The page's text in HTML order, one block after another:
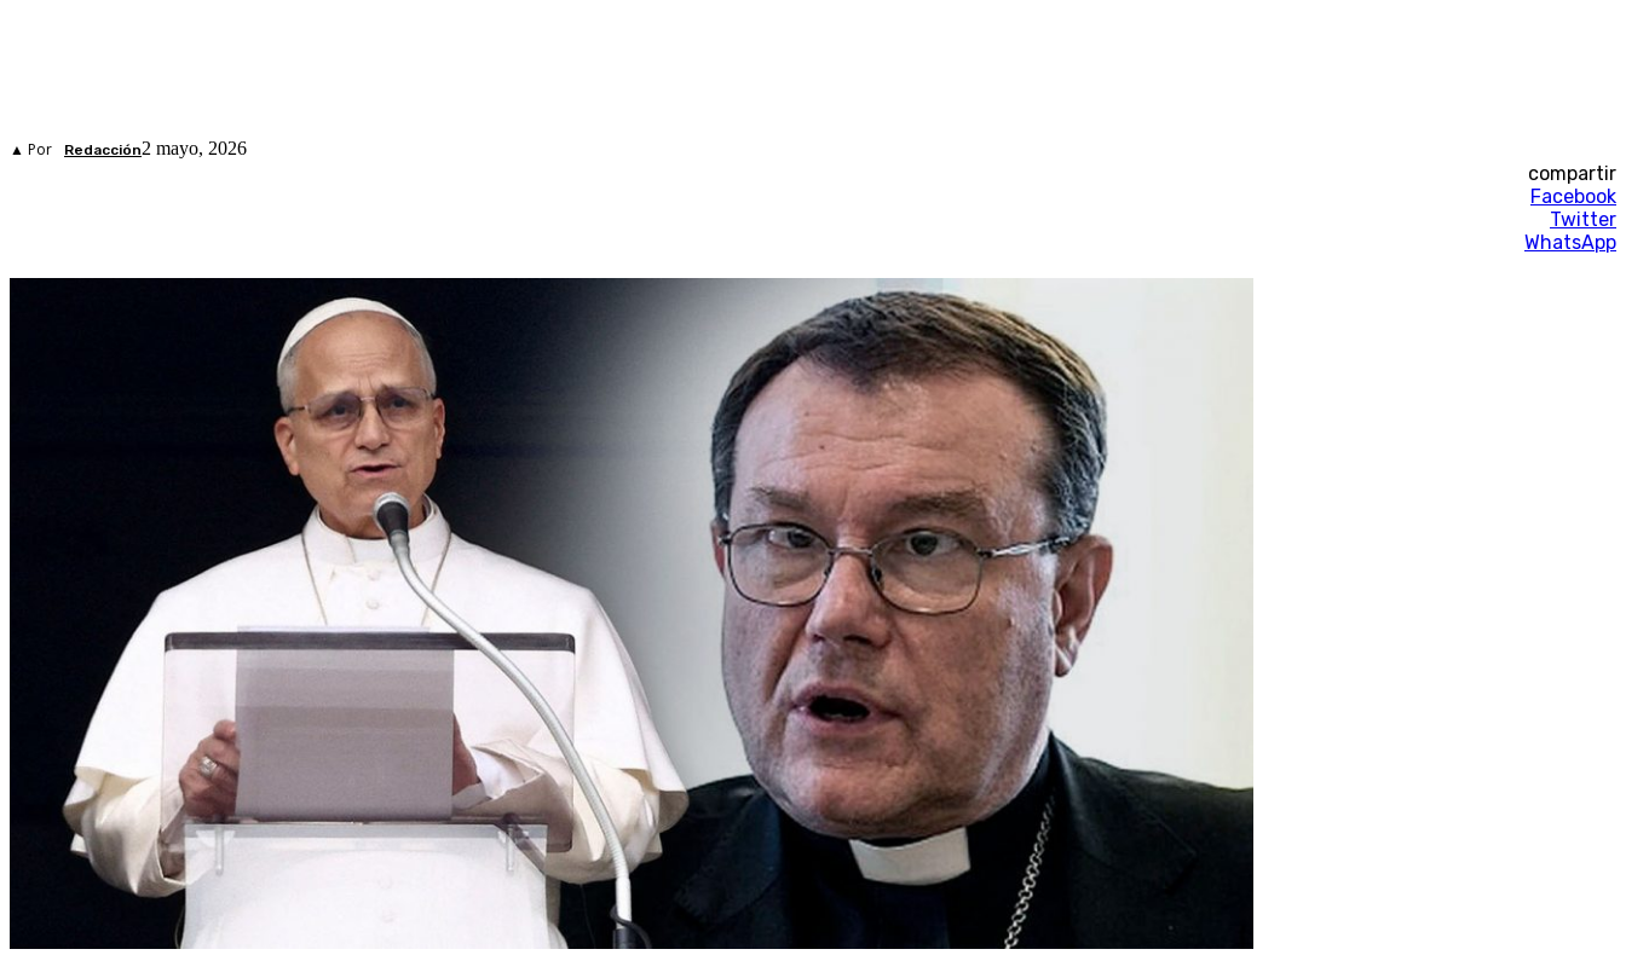
▲ Por Redacción2 mayo, 2026
compartir
Facebook
Twitter
WhatsApp